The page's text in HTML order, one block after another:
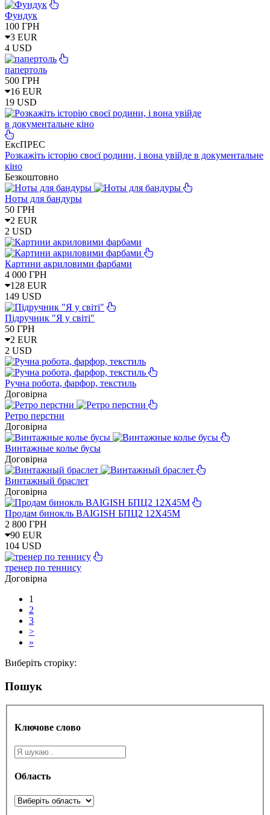
Фундук
100 ГРН
3 EUR
4 USD
папертоль
500 ГРН
16 EUR
19 USD
ЕксПРЕС
Розкажіть історію своєї родини, і вона увійде в документальне
кіно
Безкоштовно
Ноты для бандуры
50 ГРН
2 EUR
2 USD
Картини акриловими фарбами
4 000 ГРН
128 EUR
149 USD
Підручник "Я у світі"
50 ГРН
2 EUR
2 USD
Ручна робота, фарфор, текстиль
Договірна
Ретро перстни
Договірна
Винтажные колье бусы
Договірна
Винтажный браслет
Договірна
Продам бинокль BAIGISH БПЦ2 12Х45М
2 800 ГРН
90 EUR
104 USD
тренер по теннису
Договірна
1
2
3
>
»
Виберіть сторіку:
Пошук
Ключове слово
Область